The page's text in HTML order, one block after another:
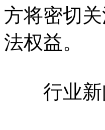
方将密切
法权益。
行业新